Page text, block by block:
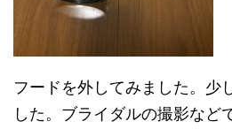
フードを外してみました。少
した。ブライダルの撮影など